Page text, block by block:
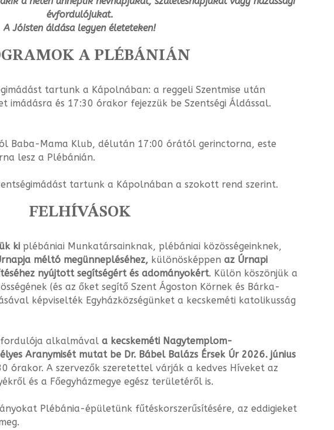
évfordulójukat.
A Jóisten áldása legyen életeteken!
A PLÉBÁNIÁN
tartunk a Kápolnában: a reggeli Szentmise után
imádásra és 17:30 órakor fejezzük be Szent­ségi Áldással.
Baba-Mama Klub, délután 17:00 órától gerinctor­na, este
lesz a Plébánián.
tartunk a Kápolnában a szokott rend szerint.
FELHÍVÁSOK
kiplébániai Munkatársainknak, plébániai kö­zösségeinknek,
méltó megünnepléséhez, különösképpen az Úrnapi
nyújtott segít­ségért és adományokért. Külön köszönjük a
(és az őket segítő Szent Ágoston Körnek és Bárka-
képviselték Egyházközségünket a kecskeméti katolikusság
alkalmával a kecskeméti Nagytemplom-
Aranymisét mutat be Dr. Bábel Balázs Érsek Úr 2026. június
órakor. A szervezők szere­tettel várják a kedves Híveket az
és a Főegy­házmegye egész területéről is.
Plébánia-épületünk fűtéskorszerűsítésére, az eddigieket